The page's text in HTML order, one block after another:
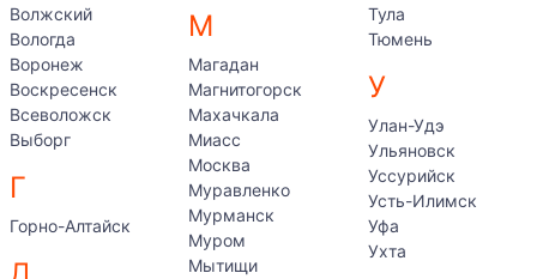
Волжский
Вологда
Воронеж
Воскресенск
Всеволожск
Выборг
Г
Горно-Алтайск
М
Магадан
Магнитогорск
Махачкала
Миасс
Москва
Муравленко
Мурманск
Муром
Мытищи
Тула
Тюмень
У
Улан-Удэ
Ульяновск
Уссурийск
Усть-Илимск
Уфа
Ухта